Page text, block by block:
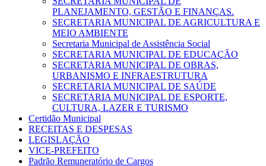
PLANEJAMENTO, GESTÃO E FINANÇAS.
SECRETARIA MUNICIPAL DE AGRICULTURA E
MEIO AMBIENTE
Secretaria Municipal de Assistência Social
SECRETARIA MUNICIPAL DE EDUCAÇÃO
SECRETARIA MUNICIPAL DE OBRAS,
URBANISMO E INFRAESTRUTURA
SECRETARIA MUNICIPAL DE SAÚDE
SECRETARIA MUNICIPAL DE ESPORTE,
CULTURA, LAZER E TURISMO
Certidão Municipal
RECEITAS E DESPESAS
LEGISLAÇÃO
VICE-PREFEITO
Padrão Remuneratório de Cargos